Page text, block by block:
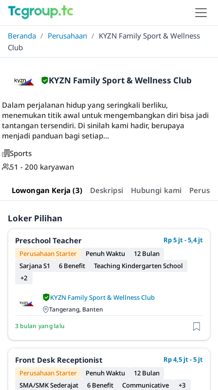
Beranda / Perusahaan / KYZN Family Sport & Wellness
Club
KYZN Family Sport & Wellness Club
Dalam perjalanan hidup yang seringkali berliku,
menemukan titik awal untuk mengembangkan diri bisa jadi
tantangan tersendiri. Di sinilah kami hadir, berupaya
menjadi panduan bagi setiap...
Sports
51 - 200 karyawan
Lowongan Kerja (3) Deskripsi Hubungi kami
Loker Pilihan
Preschool Teacher
Rp 5 jt - 5,4 jt
Perusahaan Starter
Penuh Waktu
12 Bulan
Sarjana S1
6 Benefit
Teaching Kindergarten School
+2
KYZN Family Sport & Wellness Club
Tangerang, Banten
3 bulan yang lalu
Front Desk Receptionist
Rp 4,5 jt - 5 jt
Perusahaan Starter
Penuh Waktu
12 Bulan
SMA/SMK Sederajat
6 Benefit Communicative +3